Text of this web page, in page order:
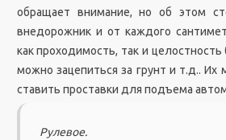
обращает внимание, но об этом
внедорожник и от каждого
как проходимость, так и
можно зацепиться за грунт и т.д.. Их
ставить проставки для подъема
Рулевое.